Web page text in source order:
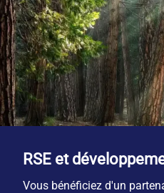
RSE et
Vous bénéficiez d'un